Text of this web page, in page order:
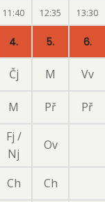
11:40 12:35 13:30
4. 5. 6.
Čj M Vv
M Př Př
Fj /
Nj
Ov
Ch Ch